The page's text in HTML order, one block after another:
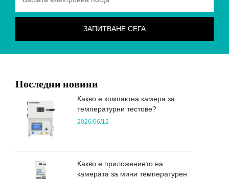
Последни новини
Какво е компактна камера за
температурни тестове?
2026/06/12
Какво е приложението на
камерата за мини температурен